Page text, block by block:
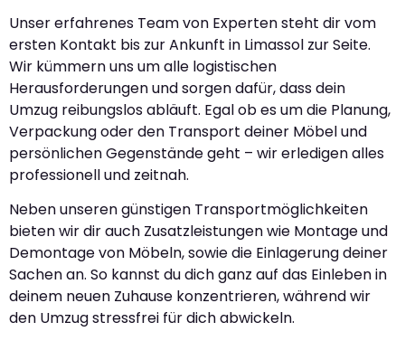
Unser erfahrenes Team von Experten steht dir vom
ersten Kontakt bis zur Ankunft in Limassol zur Seite.
Wir kümmern uns um alle logistischen
Herausforderungen und sorgen dafür, dass dein
Umzug reibungslos abläuft. Egal ob es um die Planung,
Verpackung oder den Transport deiner Möbel und
persönlichen Gegenstände geht – wir erledigen alles
professionell und zeitnah.
Neben unseren günstigen Transportmöglichkeiten
bieten wir dir auch Zusatzleistungen wie Montage und
Demontage von Möbeln, sowie die Einlagerung deiner
Sachen an. So kannst du dich ganz auf das Einleben in
deinem neuen Zuhause konzentrieren, während wir
den Umzug stressfrei für dich abwickeln.